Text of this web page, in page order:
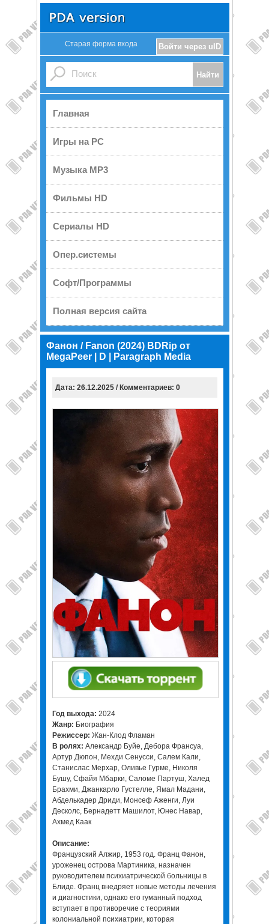
Войти через uID
Старая форма входа
Главная
Игры на PC
Музыка MP3
Фильмы HD
Сериалы HD
Опер.системы
Софт/Программы
Полная версия сайта
Фанон / Fanon (2024) BDRip от
MegaPeer | D | Paragraph Media
Дата: 26.12.2025 / Комментариев: 0
Год выхода: 2024
Жанр: Биография
Режиссер: Жан-Клод Фламан
В ролях: Александр Буйе, Дебора Франсуа,
Артур Дюпон, Мехди Сенусси, Салем Кали,
Станислас Мерхар, Оливье Гурме, Николя
Бушу, Сфайя Мбарки, Саломе Партуш, Халед
Брахми, Джанкарло Густелле, Ямал Мадани,
Абделькадер Дриди, Монсеф Аженги, Луи
Десколс, Бернадетт Машилот, Юнес Навар,
Ахмед Каак
Описание:
Французский Алжир, 1953 год. Франц Фанон,
уроженец острова Мартиника, назначен
руководителем психиатрической больницы в
Блиде. Франц внедряет новые методы лечения
и диагностики, однако его гуманный подход
вступает в противоречие с теориями
колониальной психиатрии, которая